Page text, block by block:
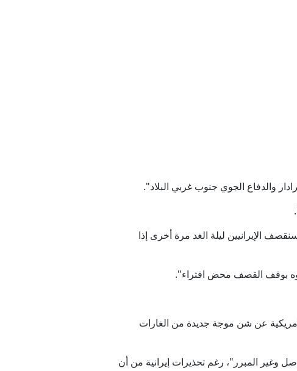
والدفاع الجوي جنوب غربي البلاد".
الإيرانيين ليلة الغد مرة أخرى إذا
بوقف القصف محض افتراء".
عن شن موجة جديدة من الغارات
وغير المبرر"، رغم تحذيرات إيرانية من أن